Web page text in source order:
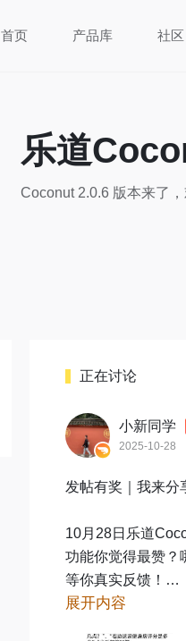
首页 产品库 社区
乐道
Coconut 2.0.6 版本来了
正在讨论
小新同学
2025-10-28
发帖有奖｜我来分
10月28日乐道
功能你觉得最赞？
等你真实反馈！
展开内容